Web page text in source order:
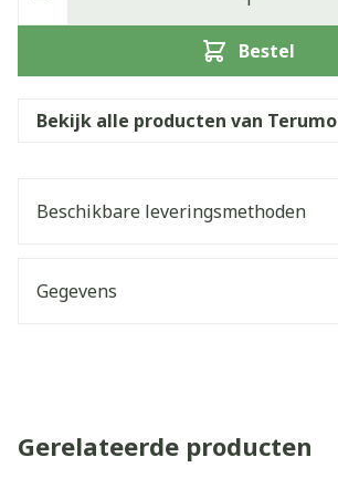
Bestel
Bekijk alle producten van Terumo
Beschikbare leveringsmethoden
Gegevens
Gerelateerde producten